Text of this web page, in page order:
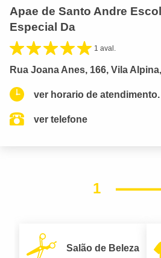
Apae de Santo Andre
Especial Da
1 aval.
Rua Joana Anes, 166, Vila
ver horario de atendimento.
ver telefone
1
Salão de Beleza